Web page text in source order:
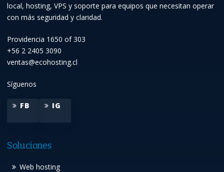
local, hosting, VPS y soporte para equipos que necesitan operar
con más seguridad y claridad.
Providencia 1650 of 303
+56 2 2405 3090
ventas@ecohosting.cl
Síguenos
FB IG
Soluciones
Web hosting